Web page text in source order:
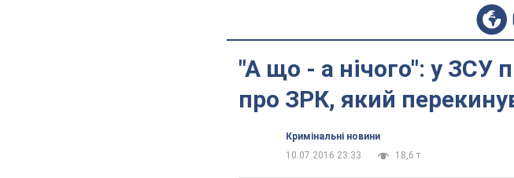
"А що - а нічого": у ЗСУ
про ЗРК, який
Кримінальні новини
10.07.2016 23:33
18,6 т.